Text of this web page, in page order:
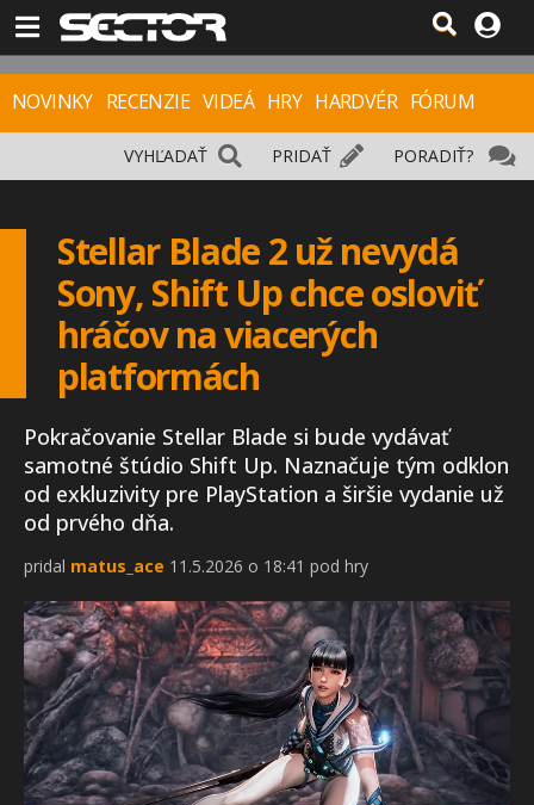
NOVINKY RECENZIE VIDEÁ HRY HARDVÉR FÓRUM
PORADIŤ?
PRIDAŤ
VYHĽADAŤ
Stellar Blade 2 už nevydá
Sony, Shift Up chce osloviť
hráčov na viacerých
platformách
Pokračovanie Stellar Blade si bude vydávať
samotné štúdio Shift Up. Naznačuje tým odklon
od exkluzivity pre PlayStation a širšie vydanie už
od prvého dňa.
pridal matus_ace 11.5.2026 o 18:41 pod hry